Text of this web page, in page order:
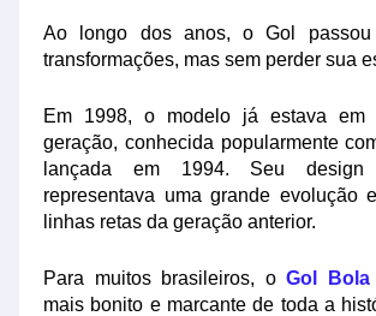
Ao longo dos anos, o Gol passou
transformações, mas sem perder sua
Em 1998, o modelo já estava em
geração, conhecida popularmente
lançada em 1994. Seu design
representava uma grande evolução
linhas retas da geração anterior.
Para muitos brasileiros, o Gol Bola
mais bonito e marcante de toda a